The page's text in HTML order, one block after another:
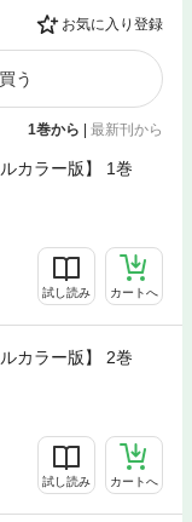
お気に入り登録
う
1巻から | 最新刊から
カラー版】 1巻
試し読み カートへ
カラー版】 2巻
試し読み カートへ